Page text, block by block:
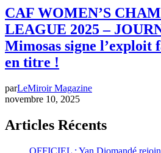
CAF WOMEN’S
LEAGUE 2025 –
Mimosas signe l’exploit
en titre !
parLeMiroir Magazine
novembre 10, 2025
Articles Récents
OFFICIEL : Yan Diomandé